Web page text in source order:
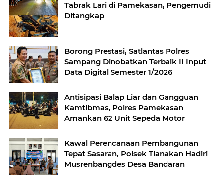
Tabrak Lari di Pamekasan, Pengemudi
Ditangkap
Borong Prestasi, Satlantas Polres
Sampang Dinobatkan Terbaik II Input
Data Digital Semester 1/2026
Antisipasi Balap Liar dan Gangguan
Kamtibmas, Polres Pamekasan
Amankan 62 Unit Sepeda Motor
Kawal Perencanaan Pembangunan
Tepat Sasaran, Polsek Tlanakan Hadiri
Musrenbangdes Desa Bandaran